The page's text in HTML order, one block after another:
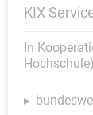
KIX
In
Hochschule)